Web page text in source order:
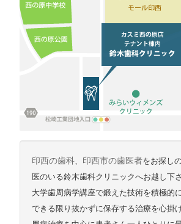
印西の歯科、 印西市の歯医者をお探し
医のいる鈴木歯科クリニックへお越し下
大学歯周病学講座で鍛えた技術を積極的
できる限り抜かずに保存する治療を心掛